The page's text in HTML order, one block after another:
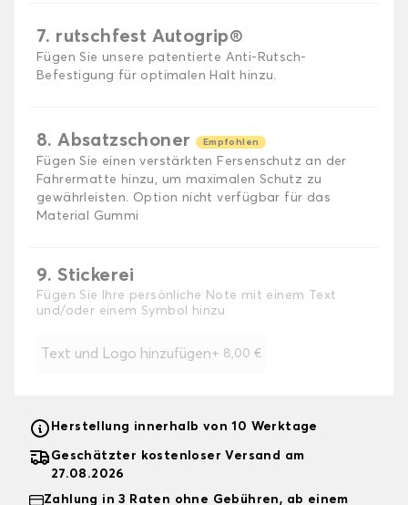
7. rutschfest Autogrip®
Fügen Sie unsere patentierte Anti-Rutsch-
Befestigung für optimalen Halt hinzu.
8. Absatzschoner Empfohlen
Fügen Sie einen verstärkten Fersenschutz an der
Fahrermatte hinzu, um maximalen Schutz zu
gewährleisten. Option nicht verfügbar für das
Material Gummi
9. Stickerei
Fügen Sie Ihre persönliche Note mit einem Text
und/oder einem Symbol hinzu
Text und Logo hinzufügen+ 8,00 €
Herstellung innerhalb von 10 Werktage
Geschätzter kostenloser Versand am
27.08.2026
Zahlung in 3 Raten ohne Gebühren, ab einem